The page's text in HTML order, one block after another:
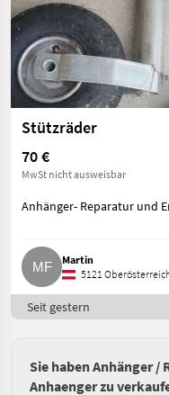
Stützräder
70 €
MwSt nicht ausweisbar
Anhänger- Reparatur und
Martin
5121
Seit gestern
Sie haben Anhänger /
Anhaenger zu